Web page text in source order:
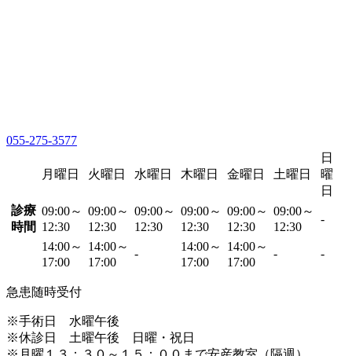
055-275-3577
月曜日 火曜日 水曜日 木曜日 金曜日 土曜日
日
曜
日
診療
時間
09:00～
12:30
09:00～
12:30
09:00～
12:30
09:00～
12:30
09:00～
12:30
09:00～
12:30
-
14:00～
17:00
14:00～
17:00
-
14:00～
17:00
14:00～
17:00
- -
急患随時受付
※手術日 水曜午後
※休診日 土曜午後 日曜・祝日